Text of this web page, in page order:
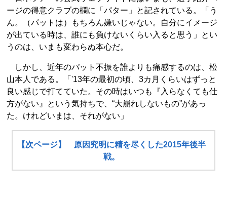
ージの得意クラブの欄に「パター」と記されている。「う
ん。（パットは）もちろん嫌いじゃない。自分にイメージ
が出ている時は、誰にも負けないくらい入ると思う」とい
うのは、いまも変わらぬ本心だ。
しかし、近年のパット不振を誰よりも痛感するのは、松
山本人である。「'13年の最初の頃、3カ月くらいはずっと
良い感じで打てていた。その時はいつも『入らなくても仕
方がない』という気持ちで、“大崩れしないもの”があっ
た。けれどいまは、それがない」
【次ページ】 原因究明に精を尽くした2015年後半
戦。